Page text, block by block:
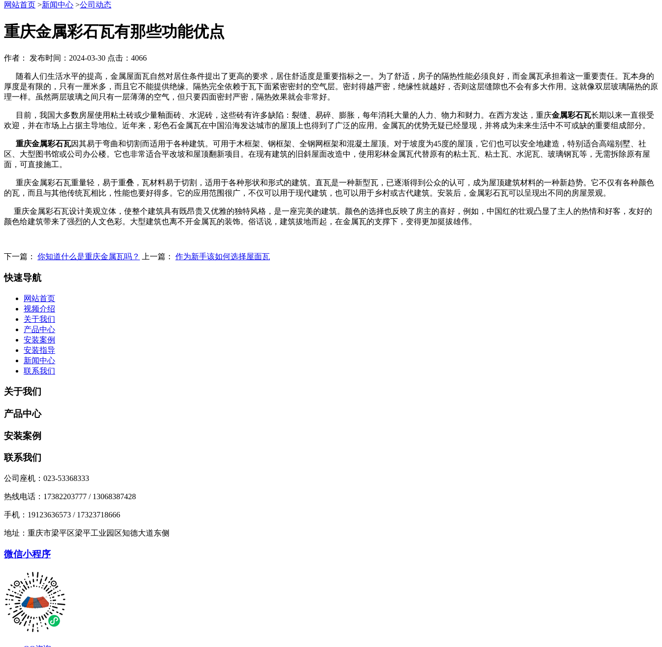
网站首页 >新闻中心 >公司动态
重庆金属彩石瓦有那些功能优点
作者： 发布时间：2024-03-30 点击：4066
随着人们生活水平的提高，金属屋面瓦自然对居住条件提出了更高的要求，居住舒适度是重要指标之一。为了舒适，房子的隔热性能必须良好，而金属瓦承担着这一重要责任。瓦本身的
厚度是有限的，只有一厘米多，而且它不能提供绝缘。隔热完全依赖于瓦下面紧密密封的空气层。密封得越严密，绝缘性就越好，否则这层缝隙也不会有多大作用。这就像双层玻璃隔热的原
理一样。虽然两层玻璃之间只有一层薄薄的空气，但只要四面密封严密，隔热效果就会非常好。
目前，我国大多数房屋使用粘土砖或少量釉面砖、水泥砖，这些砖有许多缺陷：裂缝、易碎、膨胀，每年消耗大量的人力、物力和财力。在西方发达，重庆金属彩石瓦长期以来一直很受
欢迎，并在市场上占据主导地位。近年来，彩色石金属瓦在中国沿海发达城市的屋顶上也得到了广泛的应用。金属瓦的优势无疑已经显现，并将成为未来生活中不可或缺的重要组成部分。
重庆金属彩石瓦因其易于弯曲和切割而适用于各种建筑。可用于木框架、钢框架、全钢网框架和混凝土屋顶。对于坡度为45度的屋顶，它们也可以安全地建造，特别适合高端别墅、社
区、大型图书馆或公司办公楼。它也非常适合平改坡和屋顶翻新项目。在现有建筑的旧斜屋面改造中，使用彩林金属瓦代替原有的粘土瓦、粘土瓦、水泥瓦、玻璃钢瓦等，无需拆除原有屋
面，可直接施工。
重庆金属彩石瓦重量轻，易于重叠，瓦材料易于切割，适用于各种形状和形式的建筑。直瓦是一种新型瓦，已逐渐得到公众的认可，成为屋顶建筑材料的一种新趋势。它不仅有各种颜色
的瓦，而且与其他传统瓦相比，性能也要好得多。它的应用范围很广，不仅可以用于现代建筑，也可以用于乡村或古代建筑。安装后，金属彩石瓦可以呈现出不同的房屋景观。
重庆金属彩石瓦设计美观立体，使整个建筑具有既昂贵又优雅的独特风格，是一座完美的建筑。颜色的选择也反映了房主的喜好，例如，中国红的壮观凸显了主人的热情和好客，友好的
颜色给建筑带来了强烈的人文色彩。大型建筑也离不开金属瓦的装饰。俗话说，建筑拔地而起，在金属瓦的支撑下，变得更加挺拔雄伟。
下一篇： 你知道什么是重庆金属瓦吗？ 上一篇： 作为新手该如何选择屋面瓦
快速导航
网站首页
视频介绍
关于我们
产品中心
安装案例
安装指导
新闻中心
联系我们
关于我们
产品中心
安装案例
联系我们
公司座机：023-53368333
热线电话：17382203777 / 13068387428
手机：19123636573 / 17323718666
地址：重庆市梁平区梁平工业园区知德大道东侧
微信小程序